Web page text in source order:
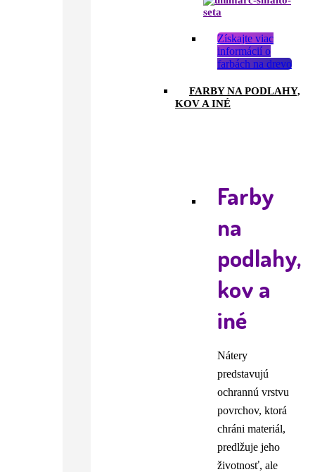
Získajte viac
informácií o
farbách na drevo
FARBY NA PODLAHY,
KOV A INÉ
Farby
na
podlahy,
kov a
iné
Nátery
predstavujú
ochrannú vrstvu
povrchov, ktorá
chráni materiál,
predlžuje jeho
životnosť, ale